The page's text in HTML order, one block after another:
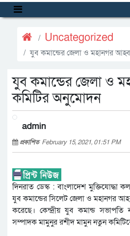
Uncategorized
যুব কমান্ডের জেলা ও মহানগর
যুব কমান্ডের জেলা ও
কমিটির অনুমোদন
admin
প্রকাশিত February 15, 2021, 01:51 PM
দিনরাত ডেস্ক : বাংলাদেশ মুক্তিযোদ্ধা
যুব কমান্ডের সিলেট জেলা ও মহানগর
করেছে। কেন্দ্রীয় যুব কমান্ড
সম্পাদক মামুনুর রশীদ মামুন নতুন